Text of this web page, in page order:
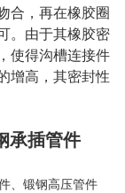
合，再在橡胶圈
。由于其橡胶密
使得沟槽连接件
增高，其密封性
承插管件
锻钢高压管件